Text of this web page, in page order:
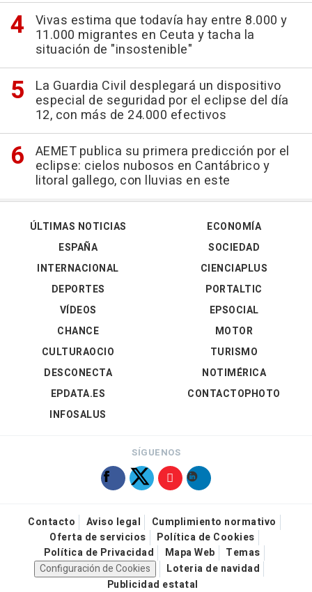
Vivas estima que todavía hay entre 8.000 y
11.000 migrantes en Ceuta y tacha la
situación de "insostenible"
La Guardia Civil desplegará un dispositivo
especial de seguridad por el eclipse del día
12, con más de 24.000 efectivos
AEMET publica su primera predicción por el
eclipse: cielos nubosos en Cantábrico y
litoral gallego, con lluvias en este
ÚLTIMAS NOTICIAS
ESPAÑA
INTERNACIONAL
DEPORTES
VÍDEOS
ECONOMÍA
SOCIEDAD
CIENCIAPLUS
PORTALTIC
EPSOCIAL
CHANCE
CULTURAOCIO
DESCONECTA
EPDATA.ES
INFOSALUS
MOTOR
TURISMO
NOTIMÉRICA
CONTACTOPHOTO
SÍGUENOS
Contacto Aviso legal
Cumplimiento normativo
Oferta de servicios
Política de Cookies
Política de Privacidad
Mapa Web
Temas
Configuración de Cookies
Loteria de navidad
Publicidad estatal